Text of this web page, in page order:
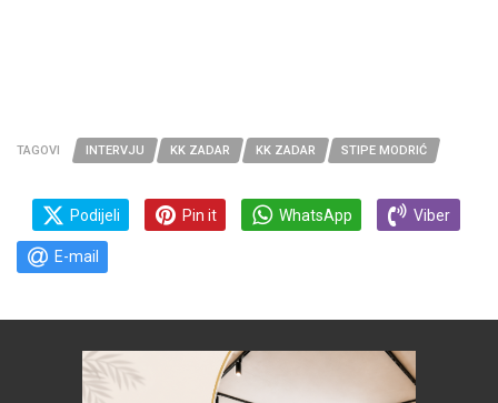
TAGOVI INTERVJU KK ZADAR KK ZADAR STIPE MODRIĆ
Podijeli Pin it WhatsApp Viber
E-mail